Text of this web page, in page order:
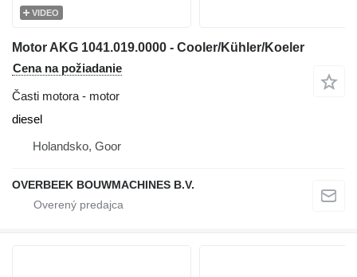
VIDEO
Motor AKG 1041.019.0000 - Cooler/Kühler/Koeler
Cena na požiadanie
Časti motora - motor
diesel
Holandsko, Goor
OVERBEEK BOUWMACHINES B.V.